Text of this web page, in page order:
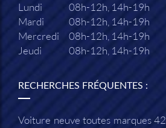
Lundi
08h-12h, 14h-19h
Mardi
08h-12h, 14h-19h
Mercredi
08h-12h, 14h-19h
Jeudi
08h-12h, 14h-19h
RECHERCHES FRÉQUENTES :
Voiture neuve toutes marques 42